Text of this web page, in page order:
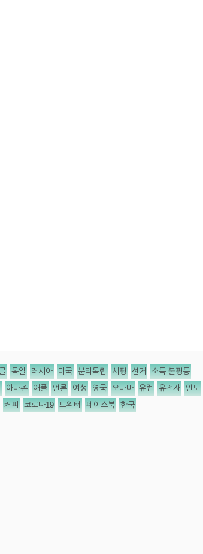
독일 러시아 미국 분리독립 서평 선거 소득 불평등
아마존 애플 언론 여성 영국 오바마 유럽 유전자 인도
커피 코로나19 트위터 페이스북 한국